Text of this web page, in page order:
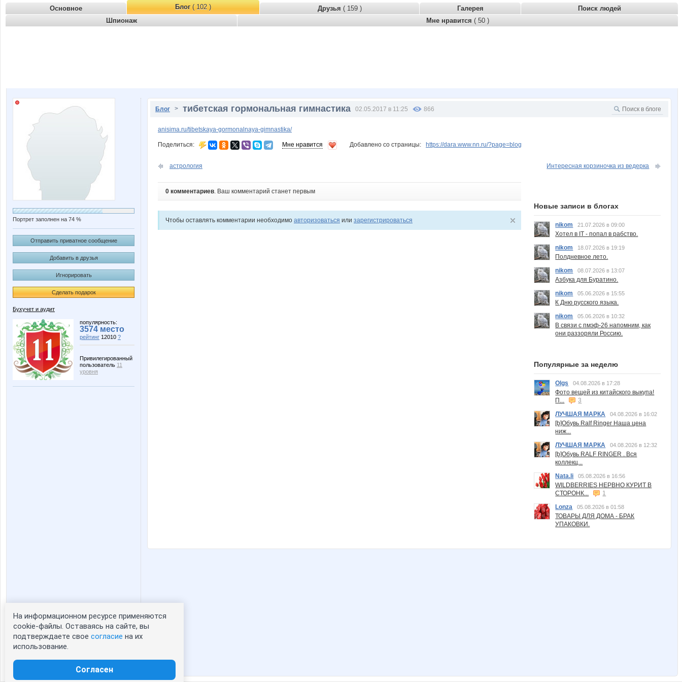
Основное Блог( 102 ) Друзья ( 159 ) Галерея
Поиск людей
Шпионаж
Мне нравится ( 50 )
Портрет заполнен на 74 %
Отправить приватное сообщение
Добавить в друзья
Игнорировать
Сделать подарок
Бухучет и аудит
популярность:
3574 место
рейтинг 12010 ?
Привилегированный
пользователь 11
уровня
Статистика портрета:
сейчас просматривают портрет - 0
зарегистрированные пользователи
Блог > тибетская гормональная гимнастика 02.05.2017 в 11:25 866
anisima.ru/tibetskaya-gormonalnaya-gimnastika/
Поделиться: Мне нравится Добавлено со страницы: https://dara.www.nn.ru/?page=blog
астрология Интересная корзиночка из ведерка
0 комментариев. Ваш комментарий станет первым
Чтобы оставлять комментарии необходимо авторизоваться или зарегистрироваться
Новые записи в блогах
nikom 21.07.2026 в 09:00
Хотел в IT - попал в рабство.
nikom
18.07.2026 в 19:19
Полдневное лето.
nikom
08.07.2026 в 13:07
Азбука для Буратино.
nikom
05.06.2026 в 15:55
К Дню русского языка.
nikom
05.06.2026 в 10:32
В связи с пмэф-26 напомним, как
они раззоряли Россию.
Популярные за неделю
Olgs 04.08.2026 в 17:28
Фото вещей из китайского выкупа!
П...
3
ЛУЧШАЯ МАРКА
04.08.2026 в 16:02
[b]Обувь Ralf Ringer Наша цена
ниж...
ЛУЧШАЯ МАРКА
04.08.2026 в 12:32
[b]Обувь RALF RINGER . Вся
коллекц...
Nata.li
05.08.2026 в 16:56
WILDBERRIES НЕРВНО КУРИТ В
СТОРОНК...
1
Lonza
05.08.2026 в 01:58
ТОВАРЫ ДЛЯ ДОМА - БРАК
УПАКОВКИ.
На информационном ресурсе применяются
cookie-файлы. Оставаясь на сайте, вы
подтверждаете свое согласие на их
использование.
Согласен